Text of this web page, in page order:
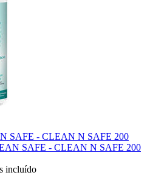
SAFE - CLEAN N SAFE 200
SAFE - CLEAN N SAFE 200
incluído